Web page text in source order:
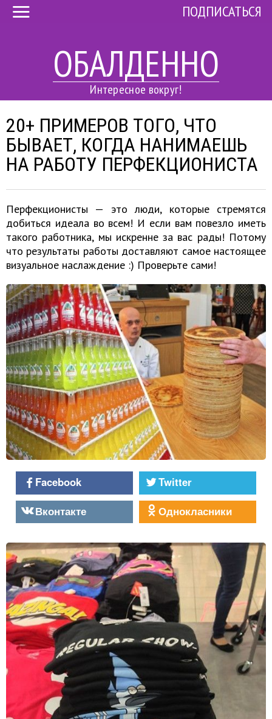
ОБАЛДЕННО
Интересное вокруг!
ПОДПИСАТЬСЯ
20+ ПРИМЕРОВ ТОГО, ЧТО
БЫВАЕТ, КОГДА НАНИМАЕШЬ
НА РАБОТУ ПЕРФЕКЦИОНИСТА
Перфекционисты — это люди, которые стремятся
добиться идеала во всем! И если вам повезло иметь
такого работника, мы искренне за вас рады! Потому
что результаты работы доставляют самое настоящее
визуальное наслаждение :) Проверьте сами!
Facebook
Twitter
Вконтакте
Однокласники